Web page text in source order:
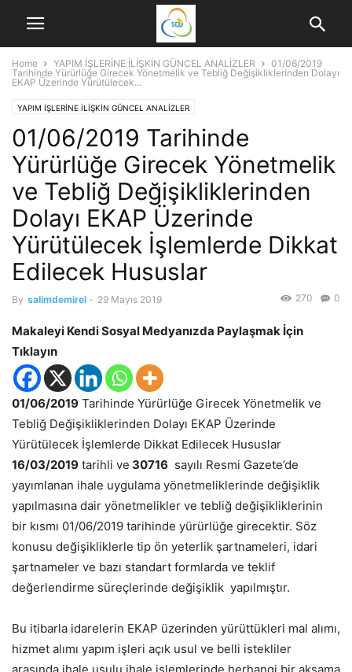
Home YAPIM İŞLERİNE İLİŞKİN GÜNCEL ANALİZLER
01/06/2019
Tarihinde Yürürlüğe Girecek Yönetmelik ve Tebliğ Değişikliklerinden Dolayı
EKAP Üzerinde Yürütülecek...
YAPIM İŞLERİNE İLİŞKİN GÜNCEL ANALİZLER
01/06/2019 Tarihinde
Yürürlüğe Girecek Yönetmelik
ve Tebliğ Değişikliklerinden
Dolayı EKAP Üzerinde
Yürütülecek İşlemlerde Dikkat
Edilecek Hususlar
By salimdemirel - 29 Mayıs 2019 0
270
Makaleyi Kendi Sosyal Medyanızda Paylaşmak İçin
Tıklayın
01/06/2019 Tarihinde Yürürlüğe Girecek Yönetmelik ve
Tebliğ Değişikliklerinden Dolayı EKAP Üzerinde
Yürütülecek İşlemlerde Dikkat Edilecek Hususlar
16/03/2019 tarihli ve 30716 sayılı Resmi Gazete’de
yayımlanan ihale uygulama yönetmeliklerinde değişiklik
yapılmasına dair yönetmelikler ve tebliğ değişikliklerinin
bir kısmı 01/06/2019 tarihinde yürürlüğe girecektir. Söz
konusu değişikliklerle tip ön yeterlik şartnameleri, idari
şartnameler ve bazı standart formlarda ve teklif
değerlendirme süreçlerinde değişiklik yapılmıştır.
Bu itibarla idarelerin EKAP üzerinden yürüttükleri mal alımı,
hizmet alımı yapım işleri açık usul ve belli istekliler